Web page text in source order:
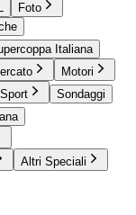
Foto
Italiana
Motori
Sondaggi
Altri Speciali